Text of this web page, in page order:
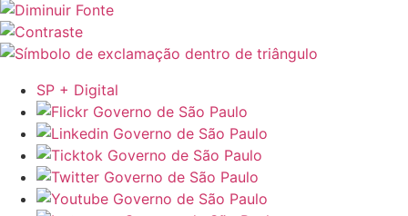
SP + Digital